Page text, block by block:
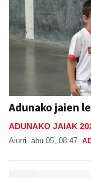
Adunako jaien
ADUNAKO JAIAK
Aiurri abu 05, 08:47